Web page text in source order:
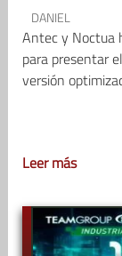
DANIEL
Antec y Noctua
para presentar
versión
Leer más